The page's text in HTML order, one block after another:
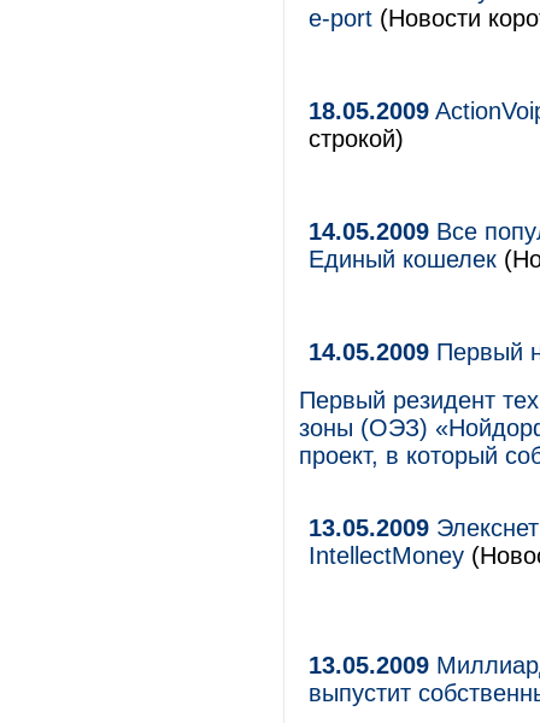
e-port (Новости
18.05.2009
строкой)
14.05.2009 Все
Единый кошелек
14.05.2009 Первый
Первый резидент
зоны (ОЭЗ)
проект, в который
13.05.2009
IntellectMoney
13.05.2009
выпустит